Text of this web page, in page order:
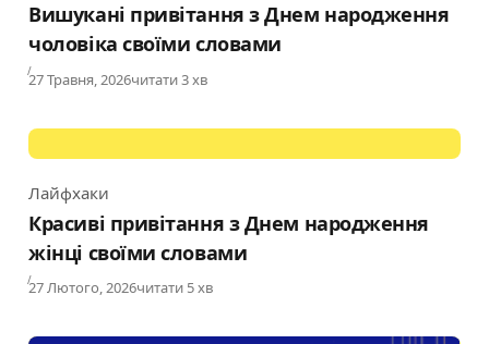
Вишукані привітання з Днем народження
чоловіка своїми словами
Published
27 Травня, 2026читати 3 хв
Category
Лайфхаки
Красиві привітання з Днем народження
жінці своїми словами
Published
27 Лютого, 2026читати 5 хв